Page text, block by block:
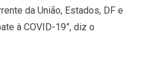
da União, Estados, DF e
à COVID-19”, diz o